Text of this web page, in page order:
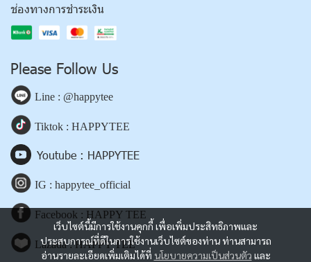
เว็บไซต์นี้มีการใช้งานคุกกี้ เพื่อเพิ่มประสิทธิภาพและ
ประสบการณ์ที่ดีในการใช้งานเว็บไซต์ของท่าน ท่านสามารถ
อ่านรายละเอียดเพิ่มเติมได้ที่ นโยบายความเป็นส่วนตัว และ
ช่องทางการชำระเงิน
Please Follow Us
Line : @happytee
Tiktok : HAPPYTEE
Youtube : HAPPYTEE
IG : happytee_official
Facebook : HAPPY TEE
Lazada : HAPPY TEE